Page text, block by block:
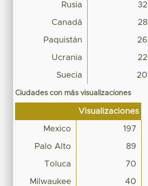
Rusia 32
Canadá 28
Paquistán 26
Ucrania 22
Suecia 20
Ciudades con más visualizaciones
Visualizaciones
Mexico 197
Palo Alto 89
Toluca 70
Milwaukee 40